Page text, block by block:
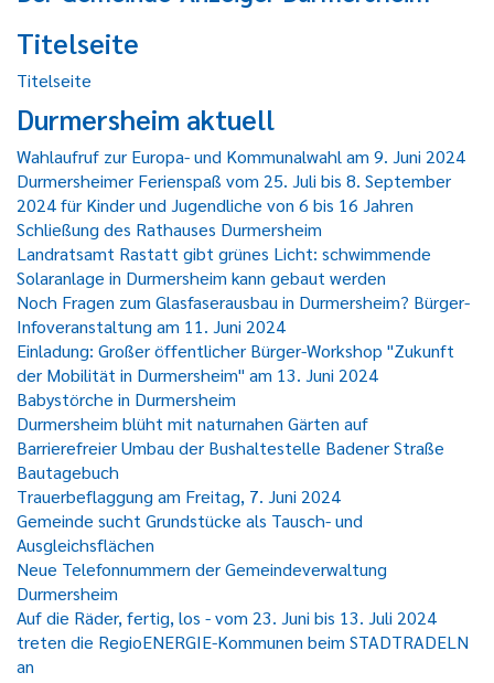
Titelseite
Titelseite
Durmersheim aktuell
Wahlaufruf zur Europa- und Kommunalwahl am 9. Juni 2024
Durmersheimer Ferienspaß vom 25. Juli bis 8. September
2024 für Kinder und Jugendliche von 6 bis 16 Jahren
Schließung des Rathauses Durmersheim
Landratsamt Rastatt gibt grünes Licht: schwimmende
Solaranlage in Durmersheim kann gebaut werden
Noch Fragen zum Glasfaserausbau in Durmersheim? Bürger-
Infoveranstaltung am 11. Juni 2024
Einladung: Großer öffentlicher Bürger-Workshop "Zukunft
der Mobilität in Durmersheim" am 13. Juni 2024
Babystörche in Durmersheim
Durmersheim blüht mit naturnahen Gärten auf
Barrierefreier Umbau der Bushaltestelle Badener Straße
Bautagebuch
Trauerbeflaggung am Freitag, 7. Juni 2024
Gemeinde sucht Grundstücke als Tausch- und
Ausgleichsflächen
Neue Telefonnummern der Gemeindeverwaltung
Durmersheim
Auf die Räder, fertig, los - vom 23. Juni bis 13. Juli 2024
treten die RegioENERGIE-Kommunen beim STADTRADELN
an